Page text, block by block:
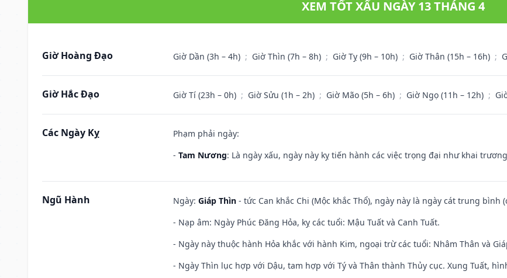
XEM TỐT XẤU NGÀY 13 THÁNG 4
Giờ Hoàng Đạo Giờ Dần (3h – 4h) ; Giờ Thìn (7h – 8h) ; Giờ Tỵ (9h – 10h) ; Giờ Thân (15h – 16h) ;
Giờ Hắc Đạo Giờ Tí (23h – 0h) ; Giờ Sửu (1h – 2h) ; Giờ Mão (5h – 6h) ; Giờ Ngọ (11h – 12h) ;
Các Ngày Kỵ
Phạm phải ngày:
- Tam Nương: Là ngày xấu, ngày này kỵ tiến hành các việc trọng đại như khai
Ngũ Hành Ngày: Giáp Thìn - tức Can khắc Chi (Mộc khắc Thổ), ngày này là ngày cát trung bình
- Nạp âm: Ngày Phúc Đăng Hỏa, kỵ các tuổi: Mậu Tuất và Canh Tuất.
- Ngày này thuộc hành Hỏa khắc với hành Kim, ngoại trừ các tuổi: Nhâm Thân và
- Ngày Thìn lục hợp với Dậu, tam hợp với Tý và Thân thành Thủy cục. Xung Tuất,